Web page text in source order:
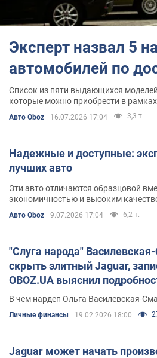
Эксперт назвал 5
автомобилей по
Список из пяти выдающихся
которые можно приобрести в
Авто Oboz 16.07.2026 17:04 3,3 т.
Надежные и доступные:
лучших авто
Эти авто отличаются образцовой
экономичностью и высоким
Авто Oboz 9.07.2026 17:04 6,2 т.
"Слуга народа"
скрыть элитный Jaguar,
OBOZ.UA выяснил
давить на медиа
В чем нардеп Ольга Василевская-
Личные финансы 19.02.2026 18:00
Jaguar может начать